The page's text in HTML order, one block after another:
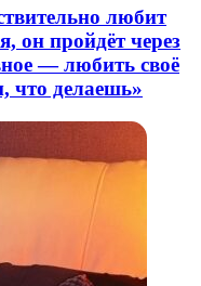
любит
он пройдёт через
— любить своё
что делаешь»